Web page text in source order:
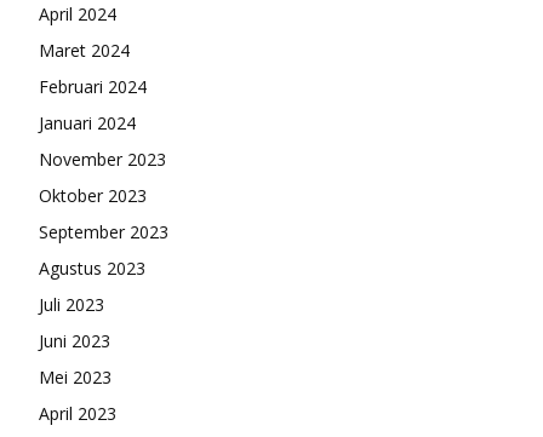
April 2024
Maret 2024
Februari 2024
Januari 2024
November 2023
Oktober 2023
September 2023
Agustus 2023
Juli 2023
Juni 2023
Mei 2023
April 2023